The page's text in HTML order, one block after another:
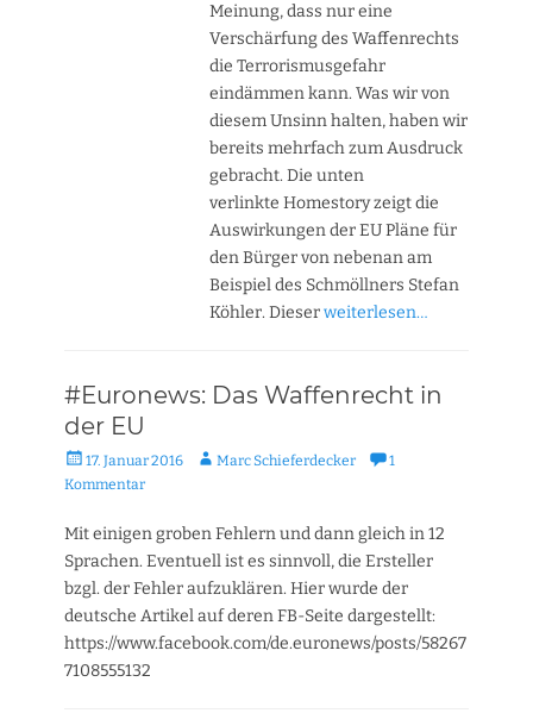
Meinung, dass nur eine
Verschärfung des Waffenrechts
die Terrorismusgefahr
eindämmen kann. Was wir von
diesem Unsinn halten, haben wir
bereits mehrfach zum Ausdruck
gebracht. Die unten
verlinkte Homestory zeigt die
Auswirkungen der EU Pläne für
den Bürger von nebenan am
Beispiel des Schmöllners Stefan
Köhler. Dieserweiterlesen…
#Euronews: Das Waffenrecht in
der EU
Veröffentlicht
am
17. Januar 2016 AutorMarc Schieferdecker
1
Kommentar
Mit einigen groben Fehlern und dann gleich in 12
Sprachen. Eventuell ist es sinnvoll, die Ersteller
bzgl. der Fehler aufzuklären. Hier wurde der
deutsche Artikel auf deren FB-Seite dargestellt:
https://www.facebook.com/de.euronews/posts/58267
7108555132